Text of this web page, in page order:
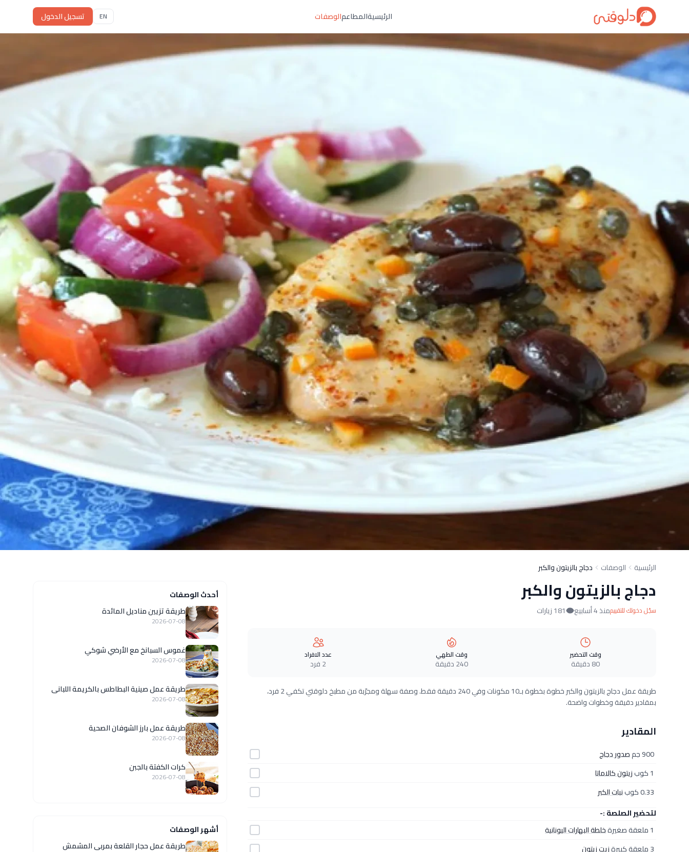
الرئيسيةالمطاعمالوصفات EN تسجيل الدخول
الرئيسية الوصفات دجاج بالزيتون والكبر
دجاج بالزيتون والكبر
سجّل دخولك للتقييممنذ 4 أسابيع 181 زيارات
وقت التحضير
80 دقيقة
وقت الطهي
240 دقيقة
عدد الافراد
2 فرد
طريقة عمل دجاج بالزيتون والكبر خطوة بخطوة بـ10 مكونات وفي 240 دقيقة فقط. وصفة سهلة ومجرّبة من مطبخ دلوقتي تكفي 2 فرد،
بمقادير دقيقة وخطوات واضحة.
المقادير
900 جم
صدور دجاج
1 كوب
زيتون كالاماتا
0.33 كوب
نبات الكبر
لتحضير الصلصة :-
1 ملعقة صغيرة
خلطة البهارات اليونانية
3 ملعقة كبيرة
زيت زيتون
أحدث الوصفات
طريقة تزيين مناديل المائدة
2026-07-08
غموس السبانخ مع الأرضي شوكي
2026-07-08
طريقة عمل صينية البطاطس بالكريمة اللبانى
2026-07-08
طريقة عمل بارز الشوفان الصحية
2026-07-08
كرات الكفتة بالجبن
2026-07-08
أشهر الوصفات
طريقة عمل حجار القلعة بمربى المشمش